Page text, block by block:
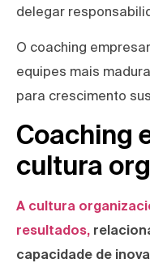
delegar
O coaching
equipes mais
para crescimento
Coaching
cultura
A cultura
resultados,
capacidade de